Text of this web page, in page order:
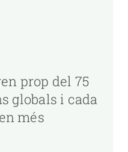
prop del 75
globals i cada
més